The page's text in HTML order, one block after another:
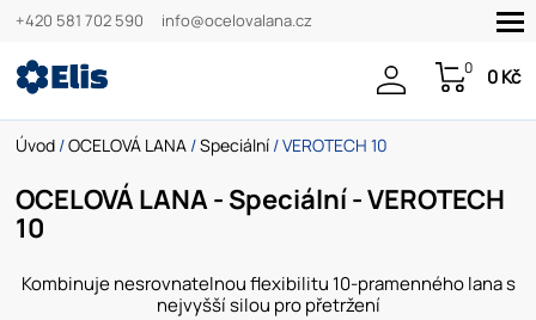
+420 581 702 590 info@ocelovalana.cz
0 0 Kč
Úvod /OCELOVÁ LANA /Speciální / VEROTECH 10
OCELOVÁ LANA - Speciální - VEROTECH
10
Kombinuje nesrovnatelnou flexibilitu 10-pramenného lana s
nejvyšší silou pro přetržení